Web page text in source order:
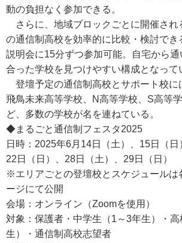
動の負担なく参加できる。
さらに、地域ブロックごとに開催され
の通信制高校を効率的に比較・検討でき
説明会に15分ずつ参加可能。自宅から
合った学校を見つけやすい構成となって
登壇予定の通信制高校とサポート校に
飛鳥未来高等学校、N高等学校、S高等
ど、多数の学校が名を連ねている。
◆まるごと通信制フェスタ2025
日時：2025年6月14日（土）、15日（日
22日（日）、28日（土）、29日（日）
※エリアごとの登壇校とスケジュールは
ージにて公開
会場：オンライン（Zoomを使用）
対象：保護者・中学生（1～3年生）・
生）・通信制高校志望者